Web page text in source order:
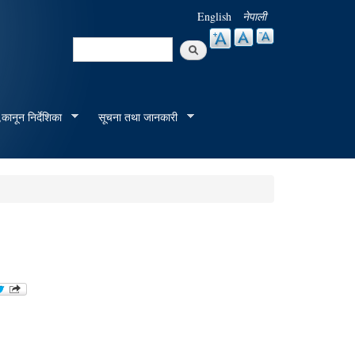
English नेपाली
Search
निर्देशिका
सूचना तथा जानकारी